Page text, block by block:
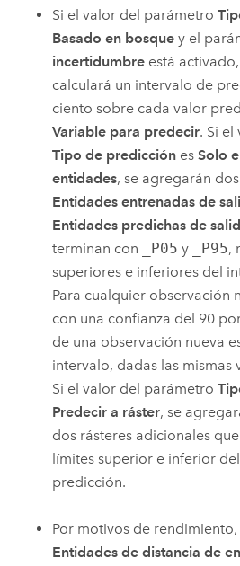
Si el valor del parámetro
Basado en bosque y el
incertidumbre está
calculará un intervalo de
ciento sobre cada valor
Variable para predecir. Si
Tipo de predicción esSolo
entidades, se agregarán
Entidades entrenadas de
Entidades predichas de
terminan con
_P05 y _P95,
superiores e inferiores del
Para cualquier observación
con una confianza del 90
de una observación nueva
intervalo, dadas las mismas
Si el valor del parámetro
Predecir a ráster, se
dos rásteres adicionales
límites superior e inferior
predicción.
Por motivos de
Entidades de distancia de